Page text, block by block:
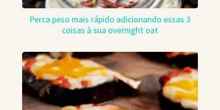
Perca peso mais rápido adicionando essas 3
coisas à sua overnight oat